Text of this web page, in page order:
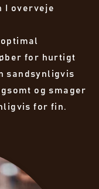
I overveje
for hurtigt
sandsynligvis
og smager
for fin.